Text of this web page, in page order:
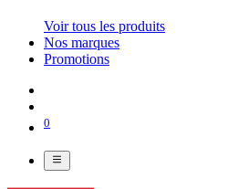
Voir tous les produits
Nos marques
Promotions
0